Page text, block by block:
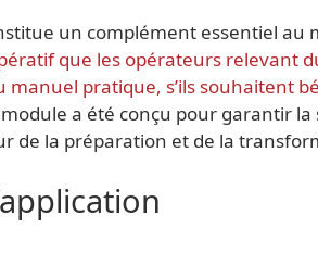
un complément essentiel au
que les opérateurs relevant
manuel pratique, s’ils souhaitent
module a été conçu pour garantir
de la préparation et de la